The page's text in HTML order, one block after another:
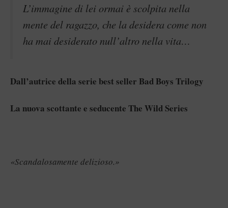
L’immagine di lei ormai è scolpita nella
mente del ragazzo, che la desidera come non
ha mai desiderato null’altro nella vita…
Dall’autrice della serie best seller Bad Boys Trilogy
La nuova scottante e seducente The Wild Series
«Scandalosamente delizioso.»